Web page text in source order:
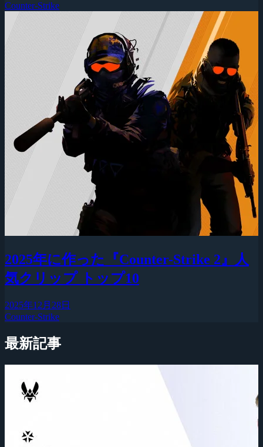
Counter-Strike
2025年に作った『Counter-Strike 2』人
気クリップ トップ10
2025年12月28日
Counter-Strike
最新記事